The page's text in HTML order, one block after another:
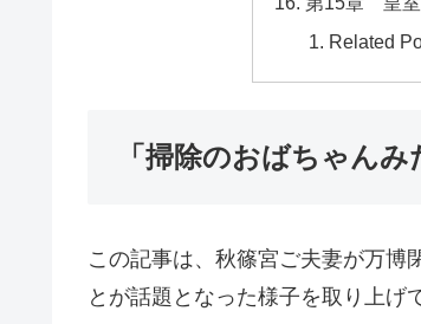
Related
「掃除のおばちゃん
この記事は、秋篠宮ご夫妻が万博
とが話題となった様子を取り上げ